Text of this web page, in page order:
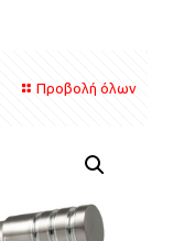
Προβολή όλων